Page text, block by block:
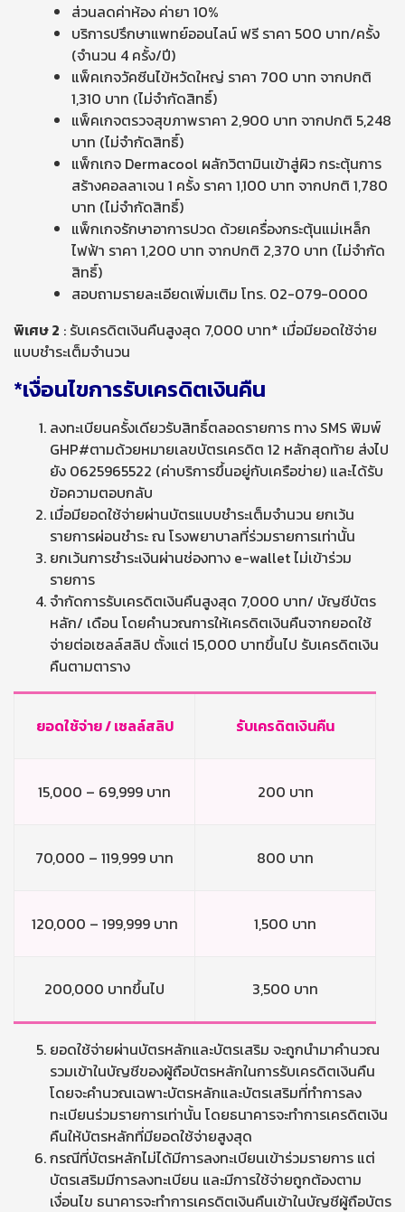
ส่วนลดค่าห้อง ค่ายา 10%
บริการปรึกษาแพทย์ออนไลน์ ฟรี ราคา 500 บาท/ครั้ง
(จำนวน 4 ครั้ง/ปี)
แพ็คเกจวัคซีนไข้หวัดใหญ่ ราคา 700 บาท จากปกติ
1,310 บาท (ไม่จำกัดสิทธิ์)
แพ็คเกจตรวจสุขภาพราคา 2,900 บาท จากปกติ 5,248
บาท (ไม่จำกัดสิทธิ์)
แพ็กเกจ Dermacool ผลักวิตามินเข้าสู่ผิว กระตุ้นการ
สร้างคอลลาเจน 1 ครั้ง ราคา 1,100 บาท จากปกติ 1,780
บาท (ไม่จำกัดสิทธิ์)
แพ็กเกจรักษาอาการปวด ด้วยเครื่องกระตุ้นแม่เหล็ก
ไฟฟ้า ราคา 1,200 บาท จากปกติ 2,370 บาท (ไม่จำกัด
สิทธิ์)
สอบถามรายละเอียดเพิ่มเติม โทร. 02-079-0000
พิเศษ 2 : รับเครดิตเงินคืนสูงสุด 7,000 บาท* เมื่อมียอดใช้จ่าย
แบบชำระเต็มจำนวน
*เงื่อนไขการรับเครดิตเงินคืน
ลงทะเบียนครั้งเดียวรับสิทธิ์ตลอดรายการ ทาง SMS พิมพ์
GHP#ตามด้วยหมายเลขบัตรเครดิต 12 หลักสุดท้าย ส่งไป
ยัง 0625965522 (ค่าบริการขึ้นอยู่กับเครือข่าย) และได้รับ
ข้อความตอบกลับ
เมื่อมียอดใช้จ่ายผ่านบัตรแบบชำระเต็มจำนวน ยกเว้น
รายการผ่อนชำระ ณ โรงพยาบาลที่ร่วมรายการเท่านั้น
ยกเว้นการชำระเงินผ่านช่องทาง e-wallet ไม่เข้าร่วม
รายการ
จำกัดการรับเครดิตเงินคืนสูงสุด 7,000 บาท/ บัญชีบัตร
หลัก/ เดือน โดยคำนวณการให้เครดิตเงินคืนจากยอดใช้
จ่ายต่อเซลล์สลิป ตั้งแต่ 15,000 บาทขึ้นไป รับเครดิตเงิน
คืนตามตาราง
ยอดใช้จ่าย / เซลล์สลิป รับเครดิตเงินคืน
15,000 – 69,999 บาท 200 บาท
70,000 – 119,999 บาท 800 บาท
120,000 – 199,999 บาท 1,500 บาท
200,000 บาทขึ้นไป 3,500 บาท
ยอดใช้จ่ายผ่านบัตรหลักและบัตรเสริม จะถูกนำมาคำนวณ
รวมเข้าในบัญชีของผู้ถือบัตรหลักในการรับเครดิตเงินคืน
โดยจะคำนวณเฉพาะบัตรหลักและบัตรเสริมที่ทำการลง
ทะเบียนร่วมรายการเท่านั้น โดยธนาคารจะทำการเครดิตเงิน
คืนให้บัตรหลักที่มียอดใช้จ่ายสูงสุด
กรณีที่บัตรหลักไม่ได้มีการลงทะเบียนเข้าร่วมรายการ แต่
บัตรเสริมมีการลงทะเบียน และมีการใช้จ่ายถูกต้องตาม
เงื่อนไข ธนาคารจะทำการเครดิตเงินคืนเข้าในบัญชีผู้ถือบัตร